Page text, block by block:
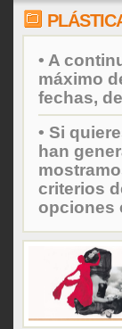
• A
máximo
fechas,
• Si
han
criterios
opciones